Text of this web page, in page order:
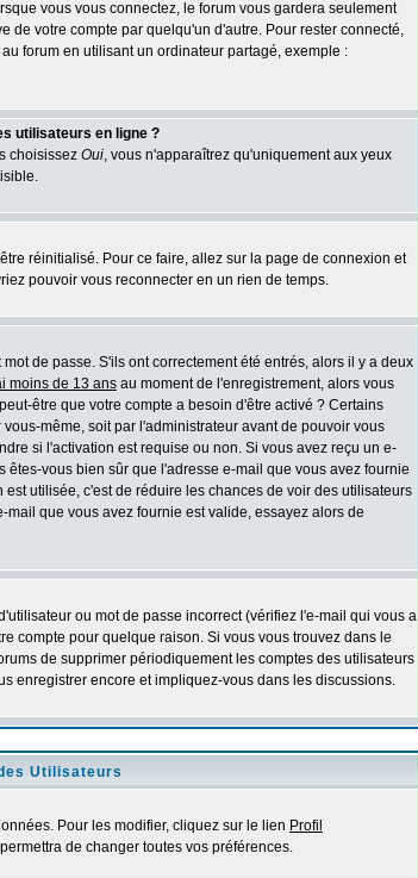
vous vous connectez, le forum vous gardera seulement
votre compte par quelqu'un d'autre. Pour rester connecté,
forum en utilisant un ordinateur partagé, exemple :
utilisateurs en ligne ?
choisissez Oui, vous n'apparaîtrez qu'uniquement aux yeux
réinitialisé. Pour ce faire, allez sur la page de connexion et
pouvoir vous reconnecter en un rien de temps.
de passe. S'ils ont correctement été entrés, alors il y a deux
moins de 13 ans au moment de l'enregistrement, alors vous
être que votre compte a besoin d'être activé ? Certains
même, soit par l'administrateur avant de pouvoir vous
si l'activation est requise ou non. Si vous avez reçu un e-
vous bien sûr que l'adresse e-mail que vous avez fournie
utilisée, c'est de réduire les chances de voir des utilisateurs
que vous avez fournie est valide, essayez alors de
ou mot de passe incorrect (vérifiez l'e-mail qui vous a
compte pour quelque raison. Si vous vous trouvez dans le
de supprimer périodiquement les comptes des utilisateurs
enregistrer encore et impliquez-vous dans les discussions.
Utilisateurs
Pour les modifier, cliquez sur le lien Profil
de changer toutes vos préférences.